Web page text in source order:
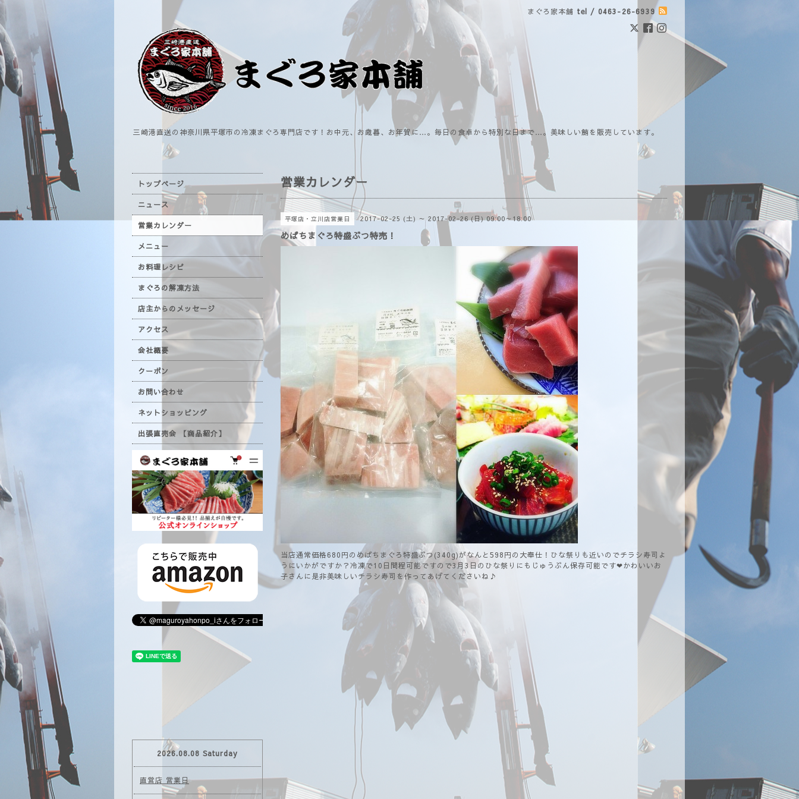
まぐろ家本舗 tel / 0463-26-6939
三崎港直送の神奈川県平塚市の冷凍まぐろ専門店です！お中元、お歳暮、お年賀に…。毎日の食卓から特別な日まで…。美味しい鮪を販売しています。
営業カレンダー
平塚店・立川店営業日 2017-02-25 (土) ～ 2017-02-26 (日) 09:00～18:00
めばちまぐろ特盛ぶつ特売！
当店通常価格680円のめばちまぐろ特盛ぶつ(340g)がなんと598円の大奉仕！ひな祭りも近いのでチラシ寿司よ
うにいかがですか？冷凍で10日間程可能ですので3月3日のひな祭りにもじゅうぶん保存可能です❤かわいいお
子さんに是非美味しいチラシ寿司を作ってあげてくださいね♪
トップページ
ニュース
営業カレンダー
メニュー
お料理レシピ
まぐろの解凍方法
店主からのメッセージ
アクセス
会社概要
クーポン
お問い合わせ
ネットショッピング
出張直売会 【商品紹介】
2026.08.08 Saturday
直営店 営業日